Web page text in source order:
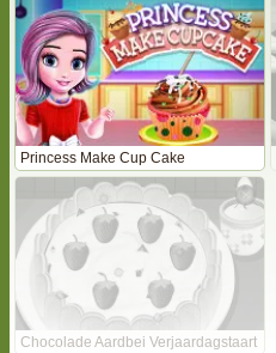
Princess Make Cup Cake
Chocolade Aardbei Verjaardagstaart